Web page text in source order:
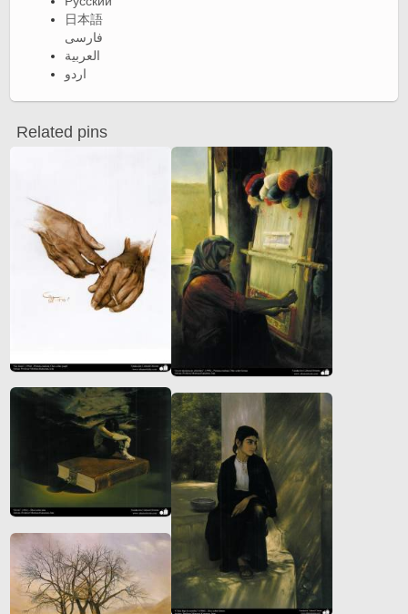
日本語
فارسی
العربية
اردو
Related pins